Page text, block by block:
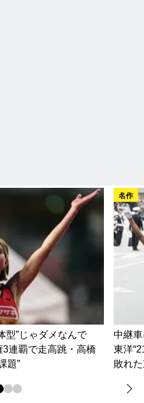
型”じゃダメなんで
連覇で走高跳・高橋
題”
名作
中継
東洋
敗れ